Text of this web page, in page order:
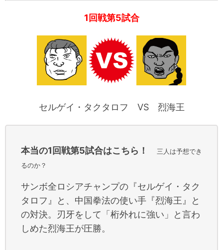
1回戦第5試合
セルゲイ・タクタロフ VS 烈海王
本当の1回戦第5試合はこちら！
三人は予想でき
るのか？
サンボ全ロシアチャンプの『セルゲイ・タク
タロフ』と、中国拳法の使い手『烈海王』と
の対決。刃牙をして「桁外れに強い」と言わ
しめた烈海王が圧勝。